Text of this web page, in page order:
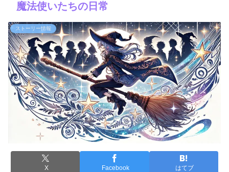
魔法使いたちの日常
ストーリー情報
X Facebook はてブ